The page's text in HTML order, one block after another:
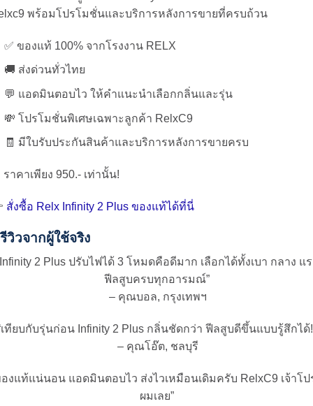
พร้อมโปรโมชั่นและบริการหลังการขายที่ครบถ้วน
✅ ของแท้ 100% จากโรงงาน RELX
🚚 ส่งด่วนทั่วไทย
💬 แอดมินตอบไว ให้คำแนะนำเลือกกลิ่นและรุ่น
💸 โปรโมชั่นพิเศษเฉพาะลูกค้า RelxC9
🧾 มีใบรับประกันสินค้าและบริการหลังการขายครบ
ราคาเพียง 950.- เท่านั้น!
สั่งซื้อ Relx Infinity 2 Plus ของแท้ได้ที่นี่
รีวิวจากผู้ใช้จริง
2 Plus ปรับไฟได้ 3 โหมดคือดีมาก เลือกได้ทั้งเบา กลาง แ
ฟีลสูบครบทุกอารมณ์”
– คุณบอล, กรุงเทพฯ
เทียบกับรุ่นก่อน Infinity 2 Plus กลิ่นชัดกว่า ฟีลสูบดีขึ้นแบบรู้สึกได้
– คุณโอ๊ต, ชลบุรี
องแท้แน่นอน แอดมินตอบไว ส่งไวเหมือนเดิมครับ RelxC9 เจ้าโป
ผมเลย”